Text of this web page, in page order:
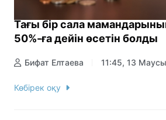
Тағы бір сала
50%-ға дейін өсетін болды
Бифат Елтаева 11:45, 13
Көбірек оқу